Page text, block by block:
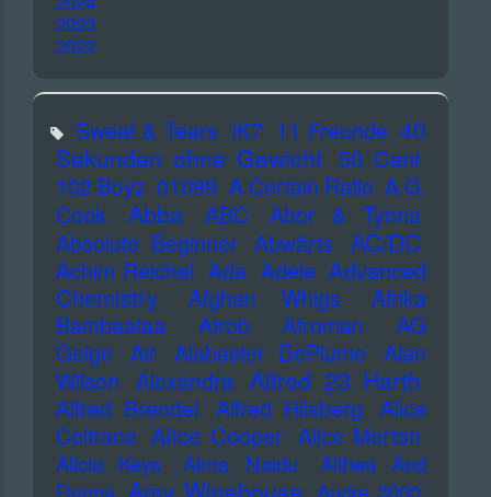
2023
2022
Sweat & Tears !K7 11 Freunde 40
Sekunden ohne Gewicht 50 Cent
102 Boyz 01099 A Certain Ratio A.G.
Cook
Abba ABC
Abor & Tynna
Absolute Beginner Abwärts AC/DC
Achim Reichel Ada Adele Advanced
Chemistry
Afghan Whigs
Afrika
Bambaataa
Afrob Afroman
AG
Geige
Air Alabaster DePlume
Alan
Wilson Alexandra Alfred 23 Harth
Alfred Brendel Alfred Hilsberg
Alice
Coltrane Alice Cooper Alice Merton
Alicia Keys Alma Naidu
Althea And